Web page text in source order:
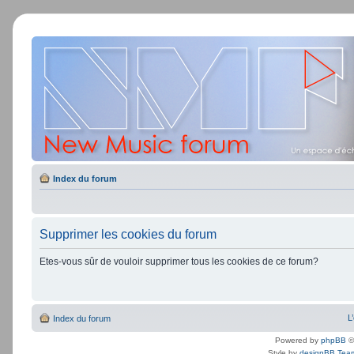
Index du forum
Supprimer les cookies du forum
Etes-vous sûr de vouloir supprimer tous les cookies de ce forum?
Index du forum
Powered by phpBB